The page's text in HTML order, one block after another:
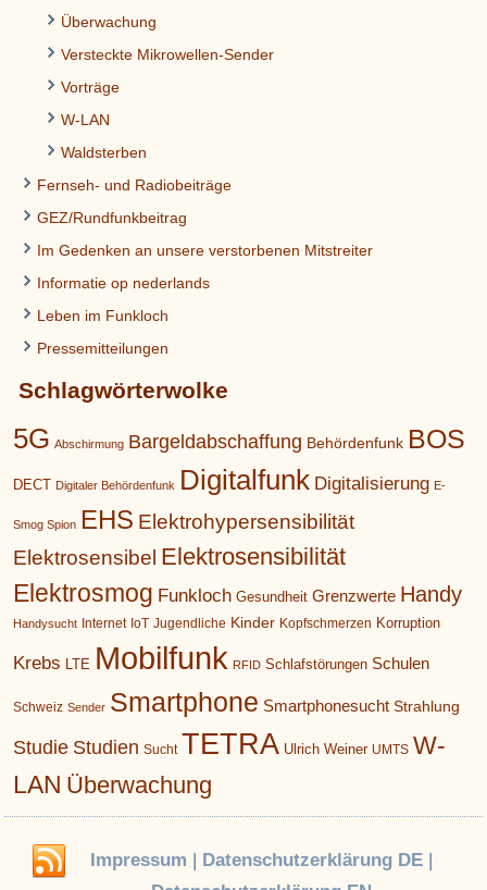
Überwachung
Versteckte Mikrowellen-Sender
Vorträge
W-LAN
Waldsterben
Fernseh- und Radiobeiträge
GEZ/Rundfunkbeitrag
Im Gedenken an unsere verstorbenen Mitstreiter
Informatie op nederlands
Leben im Funkloch
Pressemitteilungen
Schlagwörterwolke
5G Abschirmung Bargeldabschaffung Behördenfunk BOS
DECT Digitaler Behördenfunk Digitalfunk Digitalisierung E-
Smog Spion EHS Elektrohypersensibilität
Elektrosensibel Elektrosensibilität
Elektrosmog Funkloch Gesundheit Grenzwerte Handy
Handysucht Internet IoT Jugendliche Kinder Kopfschmerzen Korruption
Krebs LTE Mobilfunk RFID Schlafstörungen Schulen
Schweiz Sender Smartphone Smartphonesucht Strahlung
Studie Studien Sucht TETRA Ulrich Weiner UMTS W-
LAN Überwachung
Impressum Datenschutzerklärung DE|